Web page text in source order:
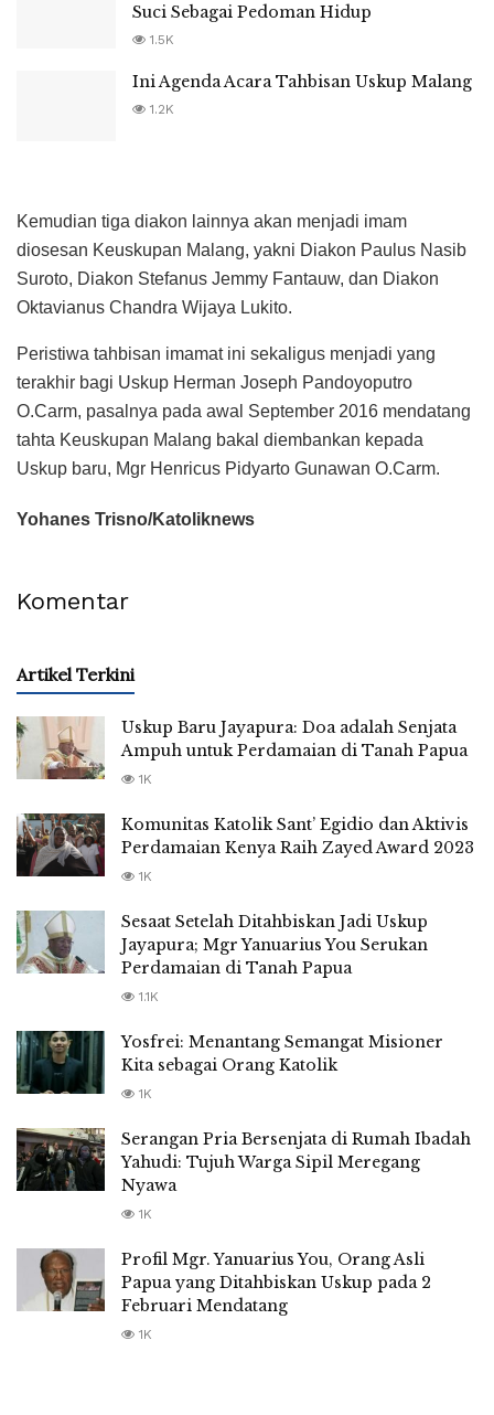
Suci Sebagai Pedoman Hidup
1.5K
Ini Agenda Acara Tahbisan Uskup Malang
1.2K
Kemudian tiga diakon lainnya akan menjadi imam
diosesan Keuskupan Malang, yakni Diakon Paulus Nasib
Suroto, Diakon Stefanus Jemmy Fantauw, dan Diakon
Oktavianus Chandra Wijaya Lukito.
Peristiwa tahbisan imamat ini sekaligus menjadi yang
terakhir bagi Uskup Herman Joseph Pandoyoputro
O.Carm, pasalnya pada awal September 2016 mendatang
tahta Keuskupan Malang bakal diembankan kepada
Uskup baru, Mgr Henricus Pidyarto Gunawan O.Carm.
Yohanes Trisno/Katoliknews
Komentar
Artikel Terkini
Uskup Baru Jayapura: Doa adalah Senjata
Ampuh untuk Perdamaian di Tanah Papua
1K
Komunitas Katolik Sant’ Egidio dan Aktivis
Perdamaian Kenya Raih Zayed Award 2023
1K
Sesaat Setelah Ditahbiskan Jadi Uskup
Jayapura; Mgr Yanuarius You Serukan
Perdamaian di Tanah Papua
1.1K
Yosfrei: Menantang Semangat Misioner
Kita sebagai Orang Katolik
1K
Serangan Pria Bersenjata di Rumah Ibadah
Yahudi: Tujuh Warga Sipil Meregang
Nyawa
1K
Profil Mgr. Yanuarius You, Orang Asli
Papua yang Ditahbiskan Uskup pada 2
Februari Mendatang
1K